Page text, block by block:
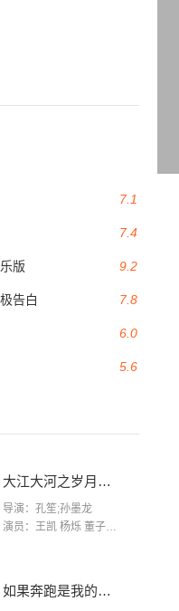
7.1
7.4
9.2
版
7.8
告白
6.0
5.6
大江大河之岁月如歌
导演：孔笙;孙墨龙
演员：王凯 杨烁 董子健 杨采钰 张佳宁 练练 林栋甫 房子斌
如果奔跑是我的人生